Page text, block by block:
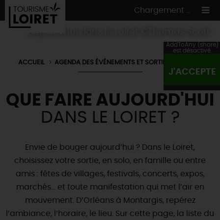
Chargement ...
VOS ENVIES
LES INCONTOURNABLESMADE IN LOIRET
HÉBERGEMENTS
HÉBERGEMENTS
RÉSERVERMAINTENANT
CULTURE
NATURE
VILLES & VILLAGES
TOUTES LES VISITES
TOUS À L'EAU !
EN MODE NATURE& AVENTURE
...ET AUSSI
Où manger
Maîtresrestaurateurs
Nosmarchés
Artistes et Artisans d'Art
Nosspécialités du terroir etproducteurs
Téléchargez le Guide de l'été 2026 🤽🌞
Avis de fraicheur ici pour éviter la chaleur 🥵
TOURISME &HANDICAP
ACCUEIL AGENDA DES ÉVÉNEMENTS ET SORTIES DU LOIRET
QUE FAIRE AUJOURD'HUI
DANS LE LOIRET ?
Envie de bouger aujourd’hui ? Dans le Loiret,
choisissez votre sortie, en solo, en famille ou entre
amis : fêtes de villages, festivals, concerts, expos,
marchés… et toute manifestation qui met l’air en
mouvement. D’Orléans à Montargis, repérez
l’ambiance, l’horaire, le lieu. Sur cette page, la liste du
AddToAny (share)
est désactivé.
J'ACCEPTE